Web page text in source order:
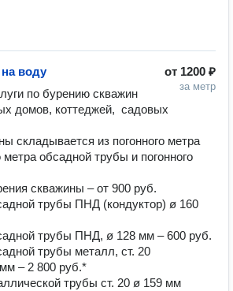
от 1200 ₽
за метр
воду
по бурению скважин
домов, коттеджей,  садовых
складывается из погонного метра
метра обсадной трубы и погонного
скважины – от 900 руб.
трубы ПНД (кондуктор) ø 160
трубы ПНД, ø 128 мм – 600 руб.
трубы металл, ст. 20
– 2 800 руб.*
трубы ст. 20 ø 159 мм